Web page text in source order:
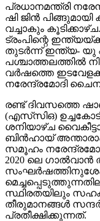
പ്രധാനമന്ത്രി
ഷി ജിൻ പിങ്ങുമായി
വച്ചാകും
ട്രംപിന്റെ
തുടർന്ന് ഇന്ത്യ-
പശ്ചാത്തലത്തിൽ
വർഷത്തെ
നരേന്ദ്രമോദി
രണ്ട് ദിവസത്തെ
(എസ്‌സി‌ഒ)
ശനിയാഴ്ച
ബിൻഹായ്
സമൂഹം
2020 ലെ ഗാൽവാൻ
സ്ഥിരതയിലും
തീരുമാനങ്ങൾ
പ്രതീക്ഷിക്കുന്നത്.